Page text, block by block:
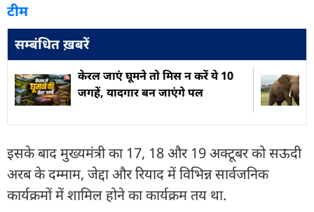
टीम
सम्बंधित ख़बरें
केरल जाएं घूमने तो मिस न करें ये 10
जगहें, यादगार बन जाएंगे पल
इसके बाद मुख्यमंत्री का 17, 18 और 19 अक्टूबर को सऊदी
अरब के दम्माम, जेद्दा और रियाद में विभिन्न सार्वजनिक
कार्यक्रमों में शामिल होने का कार्यक्रम तय था.